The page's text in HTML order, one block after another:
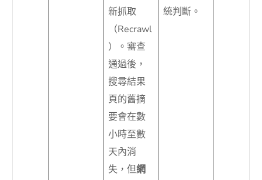
新抓取
（Recrawl
）。審查
通過後，
搜尋結果
頁的舊摘
要會在數
小時至數
天內消
失，但網
統判斷。